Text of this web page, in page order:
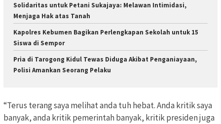
Solidaritas untuk Petani Sukajaya: Melawan Intimidasi,
Menjaga Hak atas Tanah
Kapolres Kebumen Bagikan Perlengkapan Sekolah untuk 15
Siswa di Sempor
Pria di Tarogong Kidul Tewas Diduga Akibat Penganiayaan,
Polisi Amankan Seorang Pelaku
“Terus terang saya melihat anda tuh hebat. Anda kritik saya
banyak, anda kritik pemerintah banyak, kritik presiden juga